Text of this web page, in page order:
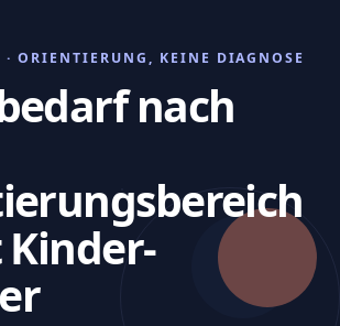
· ORIENTIERUNG, KEINE DIAGNOSE
nach